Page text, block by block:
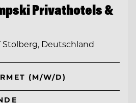
Privathotels &
Stolberg, Deutschland
(M/W/D)